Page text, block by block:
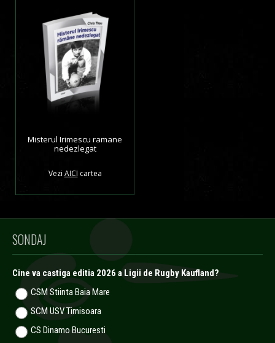
Misterul Irimescu ramane
nedezlegat
Vezi AICI cartea
SONDAJ
Cine va castiga editia 2026 a Ligii de Rugby Kaufland?
CSM Stiinta Baia Mare
SCM USV Timisoara
CS Dinamo Bucuresti